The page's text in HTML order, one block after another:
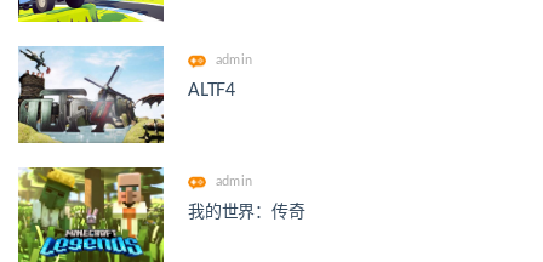
admin
ALTF4
admin
我的世界：传奇